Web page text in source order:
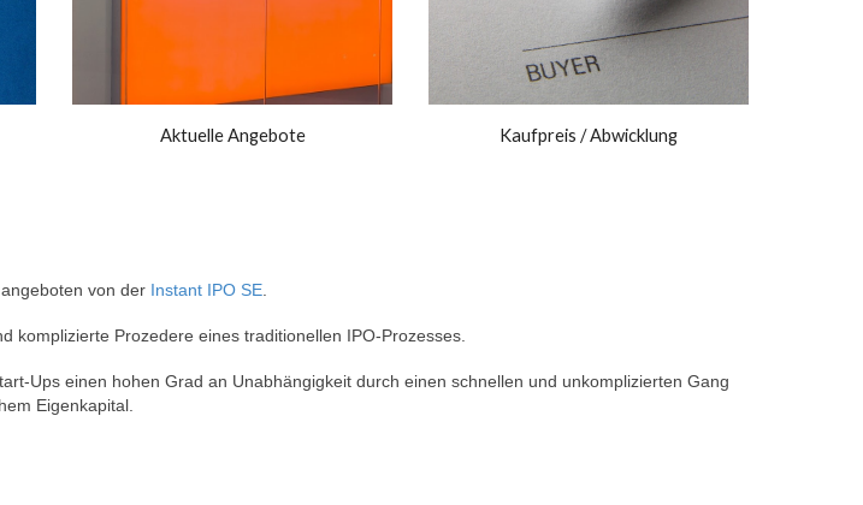
Aktuelle Angebote Kaufpreis / Abwicklung
von der Instant IPO SE.
komplizierte Prozedere eines traditionellen IPO-Prozesses.
Ups einen hohen Grad an Unabhängigkeit durch einen schnellen und unkomplizierten Gang
Eigenkapital.